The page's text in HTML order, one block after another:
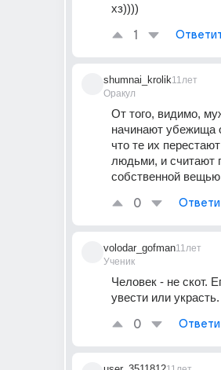
хз))))
1
shumnai_krolik
Оракул
11лет
От того, видимо,
начинают убежища
что те их
людьми, и считают
собственной
0
volodar_gofman
Ученик
11лет
Человек - не скот.
увести или украсть.
0